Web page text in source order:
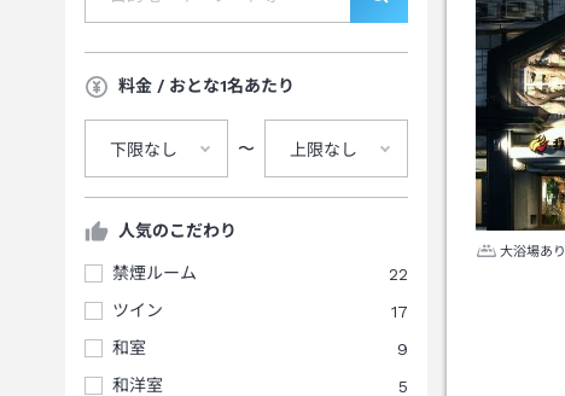
料金 / おとな1名あたり
下限なし 〜 上限なし
人気のこだわり
禁煙ルーム
22
ツイン
17
和室
9
和洋室
5
大浴場あり